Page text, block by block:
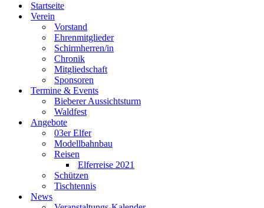
Startseite
Verein
Vorstand
Ehrenmitglieder
Schirmherren/in
Chronik
Mitgliedschaft
Sponsoren
Termine & Events
Bieberer Aussichtsturm
Waldfest
Angebote
03er Elfer
Modellbahnbau
Reisen
Elferreise 2021
Schützen
Tischtennis
News